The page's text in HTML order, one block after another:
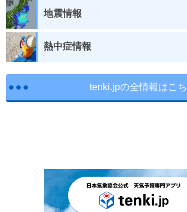
地震情報
熱中症情報
tenki.jpの全情報はこ